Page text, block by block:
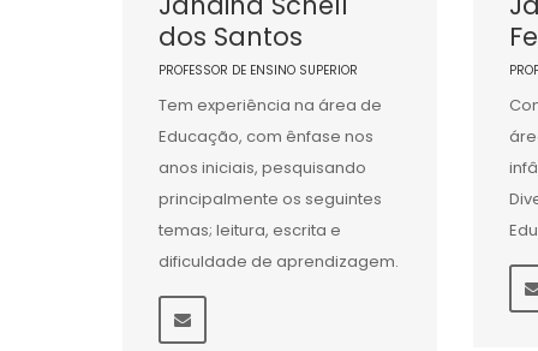
dos Santos
PROFESSOR DE ENSINO SUPERIOR
Tem experiência na área de
Educação, com ênfase nos
anos iniciais, pesquisando
principalmente os seguintes
temas; leitura, escrita e
dificuldade de aprendizagem.